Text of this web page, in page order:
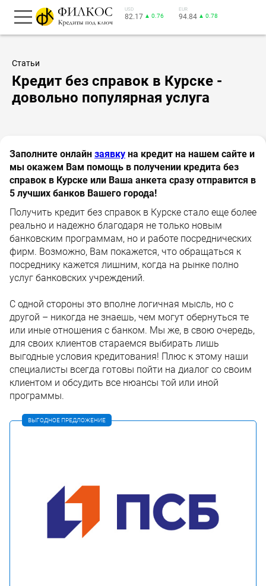
USD
82.17 ▲ 0.76
EUR
94.84 ▲ 0.78
Статьи
Кредит без справок в Курске -
довольно популярная услуга
Заполните онлайн заявку на кредит на нашем сайте и
мы окажем Вам помощь в получении кредита без
справок в Курске или Ваша анкета сразу отправится в
5 лучших банков Вашего города!
Получить кредит без справок в Курске стало еще более
реально и надежно благодаря не только новым
банковским программам, но и работе посреднических
фирм. Возможно, Вам покажется, что обращаться к
посреднику кажется лишним, когда на рынке полно
услуг банковских учреждений.
С одной стороны это вполне логичная мысль, но с
другой – никогда не знаешь, чем могут обернуться те
или иные отношения с банком. Мы же, в свою очередь,
для своих клиентов стараемся выбирать лишь
выгодные условия кредитования! Плюс к этому наши
специалисты всегда готовы пойти на диалог со своим
клиентом и обсудить все нюансы той или иной
программы.
ВЫГОДНОЕ ПРЕДЛОЖЕНИЕ